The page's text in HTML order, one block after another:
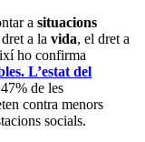
a situacions
a la vida, el dret a
ho confirma
L’estat del
de les
contra menors
socials.